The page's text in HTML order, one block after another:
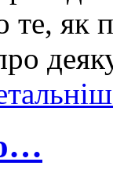
як